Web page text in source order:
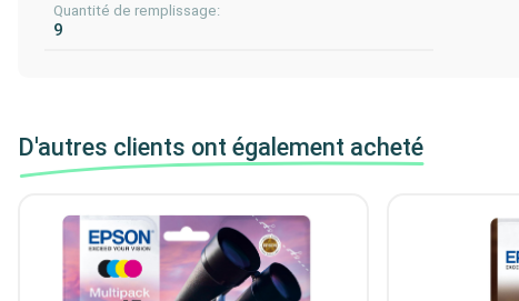
Quantité de remplissage:
9
D'autres clients ont également acheté